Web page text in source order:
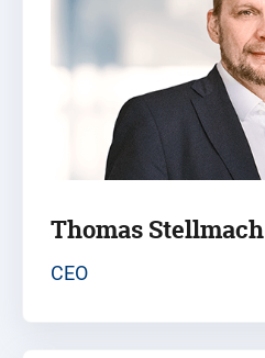
Thomas Stellmach
CEO